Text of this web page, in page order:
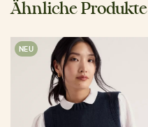
Ähnliche Produkte
NEU